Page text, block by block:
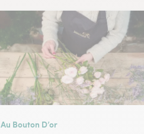
Au Bouton D’or